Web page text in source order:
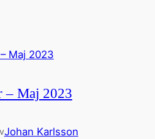
– Maj 2023
Johan Karlsson